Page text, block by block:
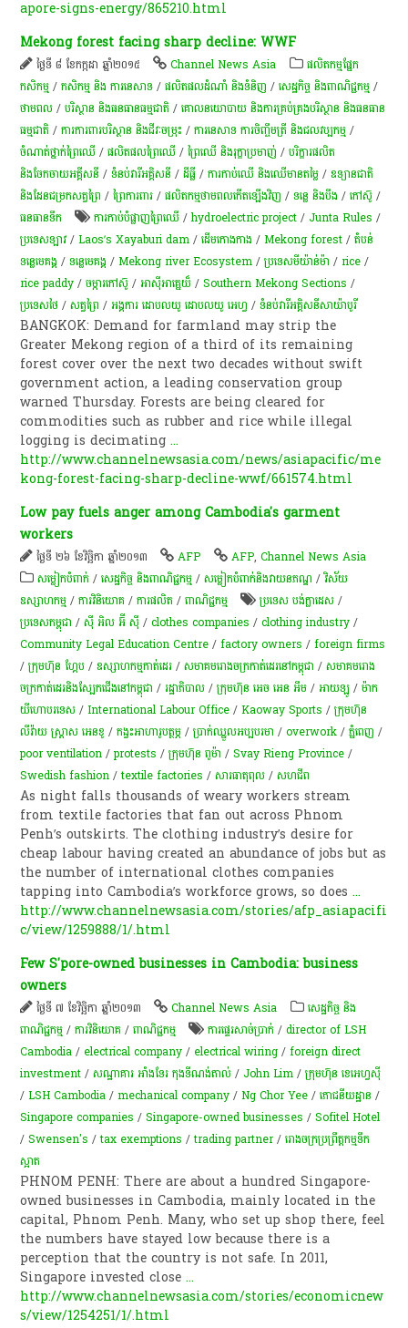
apore-signs-energy/865210.html
Mekong forest facing sharp decline: WWF
ថ្ងៃទី ៨ ខែកក្កដា ឆ្នាំ២០១៥ Channel News Asia
​ផលិតកម្ម​ផ្នែក​
កសិកម្ម​ /កសិកម្ម​ និង​ ការ​នេ​សាទ​ /ផលិតផលដំណាំ និងទំនិញ /សេដ្ឋកិច្ច និងពាណិជ្ជកម្ម /
ថាមពល /បរិស្ថាន និងធនធានធម្មជាតិ /គោលនយោបាយ និងការគ្រប់គ្រងបរិស្ថាន និងធនធាន
ធម្មជាតិ /ការការពារបរិស្ថាន និងជីវៈចម្រុះ /ការនេសាទ ការចិញ្ចឹមត្រី និងជលវប្បកម្ម /
ចំណាត់ថ្នាក់ព្រៃឈើ /​ផលិតផល​ព្រៃឈើ​ /ព្រៃឈើ និងរុក្ខាប្រមាញ់ /បរិក្ខារផលិត
និងចែកចាយអគ្គីសនី /ទំនប់​វា​រី​អគ្គិសនី​ /ដីធ្លី /ការកាប់​ឈើ និង​ឈើ​មានតម្លៃ​ /ឧទ្យានជាតិ
និងដែនជម្រកសត្វព្រៃ /ព្រៃការពារ /ផលិតកម្មថាមពលកើតឡើងវិញ /ទន្លេ និងបឹង /​កៅស៊ូ​ /
ធនធាន​ទឹក​
ការ​កាប់​បំផ្លាញព្រៃឈើ /hydroelectric project /Junta Rules /
ប្រទេសឡាវ /Laos’s Xayaburi dam /ដើមកោងកាង /Mekong forest /តំបន់​
ទន្លេមេគង្គ /ទន្លេមេគង្គ /Mekong river Ecosystem /ប្រទេសមីយ៉ាន់ម៉ា /rice /
rice paddy /ចម្ការ​កៅស៊ូ​ /អាស៊ីអាគ្នេយ៏ /Southern Mekong Sections /
ប្រទេសថៃ /សត្វ​ព្រៃ​ /អង្គការ ដោបលយូ ដោបលយូ អេហ្វ /ទំនប់​វារីអគ្គិសនី​សាយ៉ាបូរី
BANGKOK: Demand for farmland may strip the
Greater Mekong region of a third of its remaining
forest cover over the next two decades without swift
government action, a leading conservation group
warned Thursday. Forests are being cleared for
commodities such as rubber and rice while illegal
logging is decimating...
http://www.channelnewsasia.com/news/asiapacific/me
kong-forest-facing-sharp-decline-wwf/661574.html
Low pay fuels anger among Cambodia's garment
workers
ថ្ងៃទី ២៦ ខែវិច្ឆិកា ឆ្នាំ២០១៣ AFP AFP,Channel News Asia
សម្លៀក​បំពាក់​ /សេដ្ឋកិច្ច និងពាណិជ្ជកម្ម /​សម្លៀក​បំពាក់​និង​វាយ​ន​ភ​ណ្ឌ​ /វិស័យ
ឧស្សាហកម្ម /ការវិនិយោគ /ការផលិត​ /ពាណិជ្ជកម្ម ប្រទេស បង់ក្លាដេស /
ប្រទេសកម្ពុជា /ស៊ី អិល អ៊ី ស៊ី /clothes companies /clothing industry /
Community Legal Education Centre /factory owners /foreign firms
/ក្រុមហ៊ុន ហ្គែប /ឧស្សាហកម្មកាត់ដេរ /សមាគមរោងចក្រកាត់ដេរនៅកម្ពុជា /សមាគមរោង
ចក្រកាត់ដេរនិងស្បែកជើងនៅកម្ពុជា /រដ្ឋាភិបាល /ក្រុមហ៊ុន អេច អេន អឹម /អាយឡូ /ម៉ាក​
យីហោ​បរទេស​ /International Labour Office /Kaoway Sports /ក្រុមហ៊ុន
លីវ៉ាយ ស្ត្រាស អេនខូ /​កង្វះ​អាហារូបត្ថម្ភ /ប្រាក់​ឈ្នួល​អប្បបរមា /overwork /ភ្នំពេញ /
poor ventilation /protests /ក្រុមហ៊ុន ពូម៉ា /Svay Rieng Province /
Swedish fashion /textile factories /សារធាតុពុល /សហជីព
As night falls thousands of weary workers stream
from textile factories that fan out across Phnom
Penh’s outskirts. The clothing industry’s desire for
cheap labour having created an abundance of jobs but as
the number of international clothes companies
tapping into Cambodia’s workforce grows, so does...
http://www.channelnewsasia.com/stories/afp_asiapacifi
c/view/1259888/1/.html
Few S'pore-owned businesses in Cambodia: business
owners
ថ្ងៃទី ៧ ខែវិច្ឆិកា ឆ្នាំ២០១៣ Channel News Asia
សេដ្ឋកិច្ច និង
ពាណិជ្ជកម្ម /ការវិនិយោគ /ពាណិជ្ជកម្ម ការផ្ទេរសាច់ប្រាក់ /director of LSH
Cambodia / electrical company / electrical wiring /foreign direct
investment /សណ្ឋាគារ អាំងទែរ កុងទីណង់តាល់ /John Lim /ក្រុមហ៊ុន ខេអេហ្វស៊ី
/LSH Cambodia /mechanical company /Ng Chor Yee /​ភោជនីយដ្ឋាន /
Singapore companies /Singapore-owned businesses /Sofitel Hotel
/Swensen's /tax exemptions /trading partner/រោងចក្រ​ប្រព្រឹត្តកម្ម​ទឹក​
ស្អាត
PHNOM PENH: There are about a hundred Singapore-
owned businesses in Cambodia, mainly located in the
capital, Phnom Penh. Many, who set up shop there, feel
the numbers have stayed low because there is a
perception that the country is not safe. In 2011,
Singapore invested close...
http://www.channelnewsasia.com/stories/economicnew
s/view/1254251/1/.html